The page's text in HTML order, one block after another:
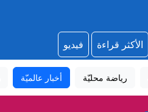
الأكثر قراءة فيديو
رياضة محليّة أخبار عالميّة